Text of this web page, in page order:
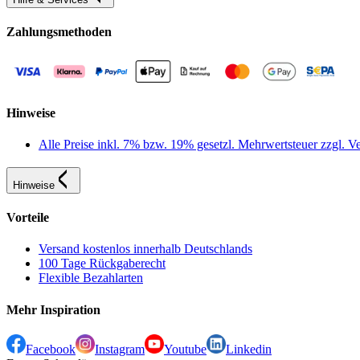
Zahlungsmethoden
Hinweise
Alle Preise inkl. 7% bzw. 19% gesetzl. Mehrwertsteuer zzgl.
Hinweise
Vorteile
Versand kostenlos innerhalb Deutschlands
100 Tage Rückgaberecht
Flexible Bezahlarten
Mehr Inspiration
Facebook Instagram Youtube
Linkedin